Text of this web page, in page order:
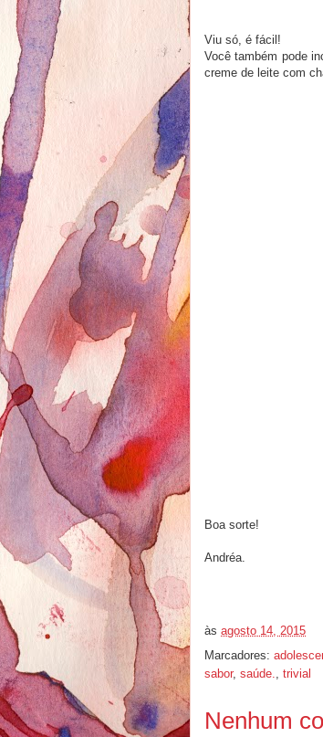
Viu só, é fácil!
Você também pode
creme de leite com
Boa sorte!
Andréa.
às agosto 14, 2015
Marcadores:
sabor, saúde., trivial
Nenhum